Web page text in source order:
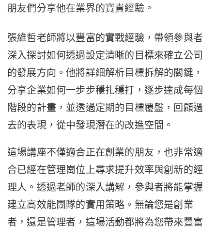
朋友們分享他在業界的寶貴經驗。
張維哲老師將以豐富的實戰經驗，帶領參與者
深入探討如何透過設定清晰的目標來確立公司
的發展方向。他將詳細解析目標拆解的關鍵，
分享企業如何一步步穩扎穩打，逐步達成每個
階段的計畫，並透過定期的目標覆盤，回顧過
去的表現，從中發現潛在的改進空間。
這場講座不僅適合正在創業的朋友，也非常適
合已經在管理崗位上尋求提升效率與創新的經
理人。透過老師的深入講解，參與者將能掌握
建立高效能團隊的實用策略。無論您是創業
者，還是管理者，這場活動都將為您帶來豐富